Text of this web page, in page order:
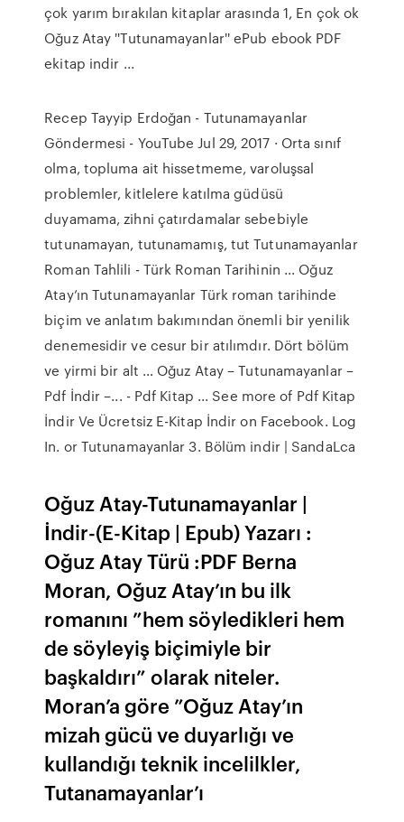
çok yarım bırakılan kitaplar arasında 1, En çok ok
Oğuz Atay ''Tutunamayanlar'' ePub ebook PDF
ekitap indir ...
Recep Tayyip Erdoğan - Tutunamayanlar
Göndermesi - YouTube Jul 29, 2017 · Orta sınıf
olma, topluma ait hissetmeme, varoluşsal
problemler, kitlelere katılma güdüsü
duyamama, zihni çatırdamalar sebebiyle
tutunamayan, tutunamamış, tut Tutunamayanlar
Roman Tahlili - Türk Roman Tarihinin ... Oğuz
Atay’ın Tutunamayanlar Türk roman tarihinde
biçim ve anlatım bakımından önemli bir yenilik
denemesidir ve cesur bir atılımdır. Dört bölüm
ve yirmi bir alt … Oğuz Atay – Tutunamayanlar –
Pdf İndir –... - Pdf Kitap ... See more of Pdf Kitap
İndir Ve Ücretsiz E-Kitap İndir on Facebook. Log
In. or Tutunamayanlar 3. Bölüm indir | SandaLca
Oğuz Atay-Tutunamayanlar |
İndir-(E-Kitap | Epub) Yazarı :
Oğuz Atay Türü :PDF Berna
Moran, Oğuz Atay’ın bu ilk
romanını ”hem söyledikleri hem
de söyleyiş biçimiyle bir
başkaldırı” olarak niteler.
Moran’a göre ”Oğuz Atay’ın
mizah gücü ve duyarlığı ve
kullandığı teknik incelilkler,
Tutanamayanlar’ı